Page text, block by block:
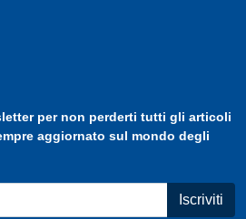
per non perderti tutti gli articoli
aggiornato sul mondo degli
Iscriviti